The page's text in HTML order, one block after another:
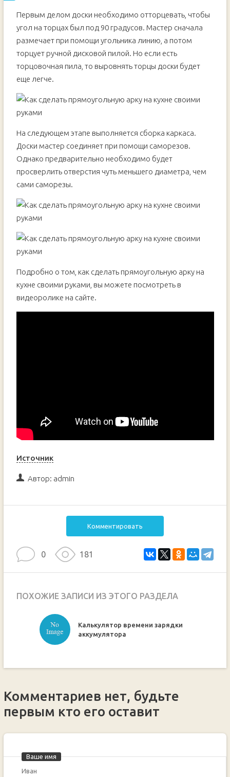
Первым делом доски необходимо отторцевать, чтобы
угол на торцах был под 90 градусов. Мастер сначала
размечает при помощи угольника линию, а потом
торцует ручной дисковой пилой. Но если есть
торцовочная пила, то выровнять торцы доски будет
еще легче.
На следующем этапе выполняется сборка каркаса.
Доски мастер соединяет при помощи саморезов.
Однако предварительно необходимо будет
просверлить отверстия чуть меньшего диаметра, чем
сами саморезы.
Подробно о том, как сделать прямоугольную арку на
кухне своими руками, вы можете посмотреть в
видеоролике на сайте.
Источник
Автор: admin
Комментировать
0 181
ПОХОЖИЕ ЗАПИСИ ИЗ ЭТОГО РАЗДЕЛА
Калькулятор времени зарядки
аккумулятора
Комментариев нет, будьте
первым кто его оставит
Ваше имя